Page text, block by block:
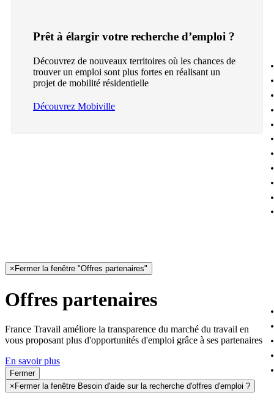
Prêt à élargir votre recherche d’emploi ?
Découvrez de nouveaux territoires où les chances de
trouver un emploi sont plus fortes en réalisant un
projet de mobilité résidentielle
Découvrez Mobiville
× Fermer la fenêtre "Offres partenaires"
Offres partenaires
France Travail améliore la transparence du marché du travail en
vous proposant plus d'opportunités d'emploi grâce à ses partenaires
En savoir plus
Fermer
× Fermer la fenêtre Besoin d'aide sur la recherche d'offres d'emploi ?